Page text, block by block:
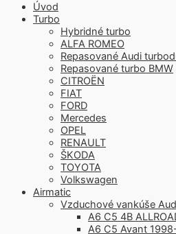
Úvod
Turbo
Hybridné turbo
ALFA ROMEO
Repasované Audi
Repasované turbo BMW
CITROËN
FIAT
FORD
Mercedes
OPEL
RENAULT
ŠKODA
TOYOTA
Volkswagen
Airmatic
Vzduchové vankúše
A6 C5 4B
A6 C5 Avant